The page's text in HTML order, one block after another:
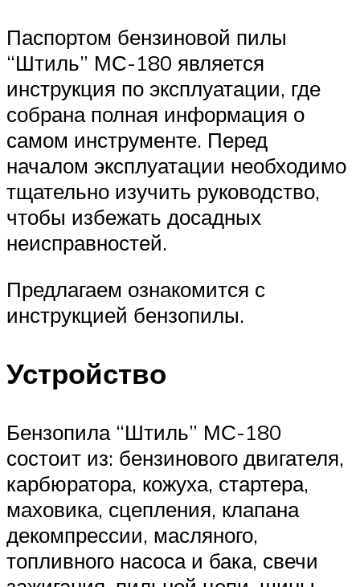
Паспортом бензиновой пилы
“Штиль” МС-180 является
инструкция по эксплуатации, где
собрана полная информация о
самом инструменте. Перед
началом эксплуатации необходимо
тщательно изучить руководство,
чтобы избежать досадных
неисправностей.
Предлагаем ознакомится с
инструкцией бензопилы.
Устройство
Бензопила “Штиль” МС-180
состоит из: бензинового двигателя,
карбюратора, кожуха, стартера,
маховика, сцепления, клапана
декомпрессии, масляного,
топливного насоса и бака, свечи